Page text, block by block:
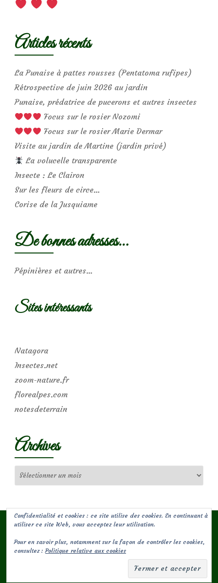
Articles récents
La Punaise à pattes rousses (Pentatoma rufipes)
Rétrospective de juin 2026 au jardin
Punaise, prédatrice de pucerons et autres insectes
Focus sur le rosier Nozomi
Focus sur le rosier Marie Dermar
Visite au jardin de Martine (jardin privé)
La volucelle transparente
Insecte : Le Clairon
Sur les fleurs de circe…
Corise de la Jusquiame
De bonnes adresses…
Pépinières et autres…
Sites intéressants
Natagora
Insectes.net
zoom-nature.fr
florealpes.com
notesdeterrain
Archives
(c) Les Jardins de Malorie
Menu
secondaire
envelope-
square
Confidentialité et cookies : ce site utilise des cookies. En continuant à
utiliser ce site Web, vous acceptez leur utilisation.
Pour en savoir plus, notamment sur la façon de contrôler les cookies,
consultez :Politique relative aux cookies